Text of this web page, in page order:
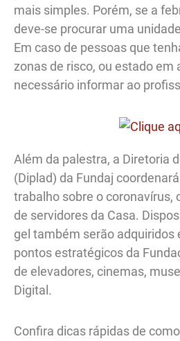
mais simples. Porém, se a
deve-se procurar uma
Em caso de pessoas que
zonas de risco, ou estado em
necessário informar ao
Além da palestra, a Diretoria
(Diplad) da Fundaj
trabalho sobre o coronavírus,
de servidores da Casa.
gel também serão adquiridos
pontos estratégicos da
de elevadores, cinemas,
Digital.
Confira dicas rápidas de